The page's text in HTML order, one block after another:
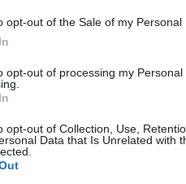
opt-out of the Sale of my Personal
opt-out of processing my Personal
opt-out of Collection, Use,
Data that Is Unrelated with
κόσμο που μας στηρίζει
Ενότητα
καταφέρουμε να πάμε
και μάθετε πρώτοι
ΠΟΛΙΤΙΣΜΟΣ